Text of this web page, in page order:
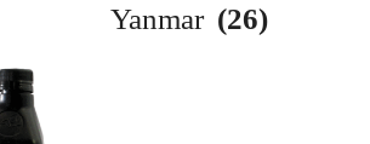
Yanmar (26)